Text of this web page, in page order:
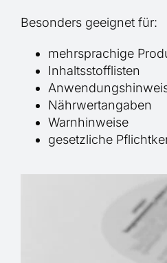
Besonders geeignet für:
mehrsprachige
Inhaltsstofflisten
Nährwertangaben
Warnhinweise
gesetzliche